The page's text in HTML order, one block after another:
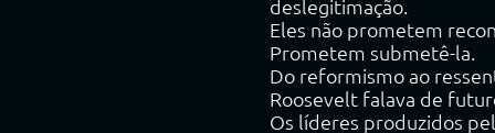
deslegitimação.
Eles não prometem
Prometem submetê-la.
Do reformismo ao
Roosevelt falava de
Os líderes produzidos